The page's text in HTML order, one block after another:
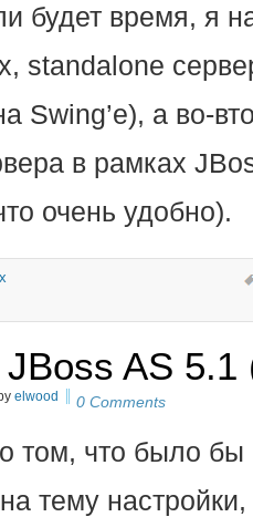
будет время, я
standalone
Swing’е), а во-
в рамках
очень удобно).
AS 5.1
elwood 0 Comments
том, что было бы
тему